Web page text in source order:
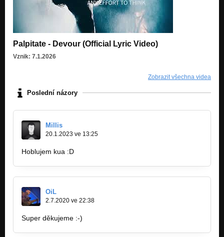
Palpitate - Devour (Official Lyric Video)
Vznik: 7.1.2026
Zobrazit všechna videa
Poslední názory
Millis
20.1.2023 ve 13:25
Hoblujem kua :D
OiL
2.7.2020 ve 22:38
Super děkujeme :-)